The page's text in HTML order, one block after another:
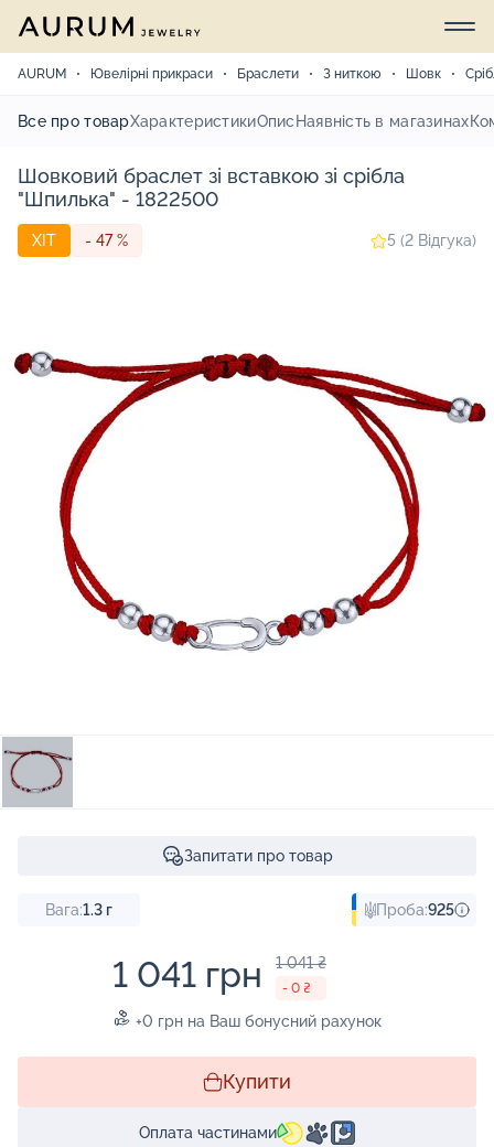
AURUM Ювелірні прикраси Браслети З ниткою Шовк
Все про товарХарактеристикиОпис Наявність в магазинах
Шовковий браслет зі вставкою зі срібла
"Шпилька" - 1822500
ХІТ - 47 % 5 (2 Відгука)
Запитати про товар
Вага:1.3 г Проба:925
1 041 грн 1 041 ₴
- 0 ₴
+0 грн на Ваш бонусний рахунок
Купити
Оплата частинами